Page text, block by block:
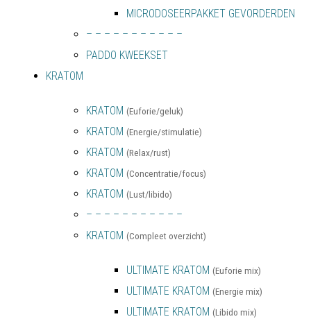
MICRODOSEERPAKKET GEVORDERDEN
– – – – – – – – – – –
PADDO KWEEKSET
KRATOM
KRATOM (Euforie/geluk)
KRATOM (Energie/stimulatie)
KRATOM (Relax/rust)
KRATOM (Concentratie/focus)
KRATOM (Lust/libido)
– – – – – – – – – – –
KRATOM (Compleet overzicht)
ULTIMATE KRATOM (Euforie mix)
ULTIMATE KRATOM (Energie mix)
ULTIMATE KRATOM (Libido mix)